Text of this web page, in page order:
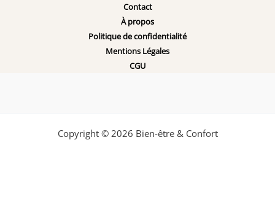
Contact
À propos
Politique de confidentialité
Mentions Légales
CGU
Copyright © 2026 Bien-être & Confort